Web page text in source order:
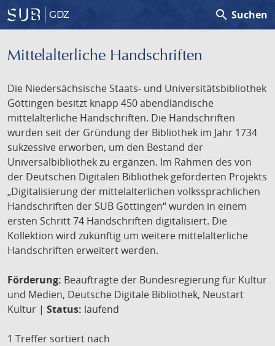
GDZ search Suchen
Mittelalterliche Handschriften
Die Niedersächsische Staats- und Universitätsbibliothek
Göttingen besitzt knapp 450 abendländische
mittelalterliche Handschriften. Die Handschriften
wurden seit der Gründung der Bibliothek im Jahr 1734
sukzessive erworben, um den Bestand der
Universalbibliothek zu ergänzen. Im Rahmen des von
der Deutschen Digitalen Bibliothek geförderten Projekts
„Digitalisierung der mittelalterlichen volkssprachlichen
Handschriften der SUB Göttingen“ wurden in einem
ersten Schritt 74 Handschriften digitalisiert. Die
Kollektion wird zukünftig um weitere mittelalterliche
Handschriften erweitert werden.
Förderung: Beauftragte der Bundesregierung für Kultur
und Medien, Deutsche Digitale Bibliothek, Neustart
Kultur | Status: laufend
1 Treffer sortiert nach